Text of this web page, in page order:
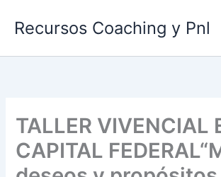
Recursos Coaching y Pnl
TALLER VIVENCIAL
CAPITAL